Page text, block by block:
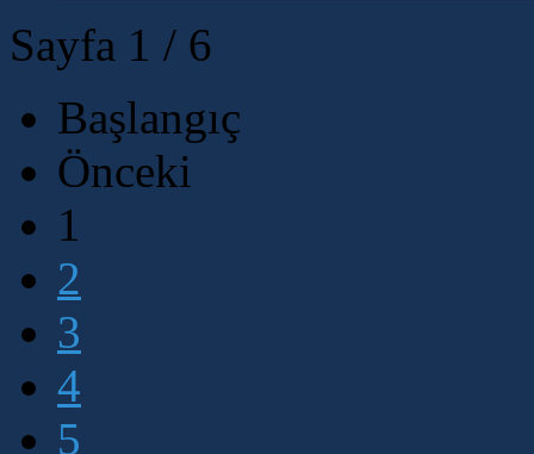
Sayfa 1 / 6
Başlangıç
Önceki
1
2
3
4
5